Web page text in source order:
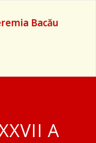
Bacău
A